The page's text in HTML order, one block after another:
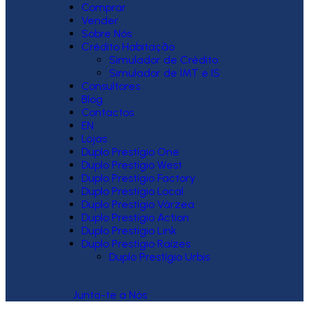
Comprar
Vender
Sobre Nós
Crédito Habitação
Simulador de Crédito
Simulador de IMT e IS
Consultores
Blog
Contactos
EN
Lojas
Duplo Prestígio One
Duplo Prestígio West
Duplo Prestígio Factory
Duplo Prestígio Local
Duplo Prestígio Várzea
Duplo Prestígio Action
Duplo Prestígio Link
Duplo Prestígio Raízes
Duplo Prestígio Urbis
Junta-te a Nós